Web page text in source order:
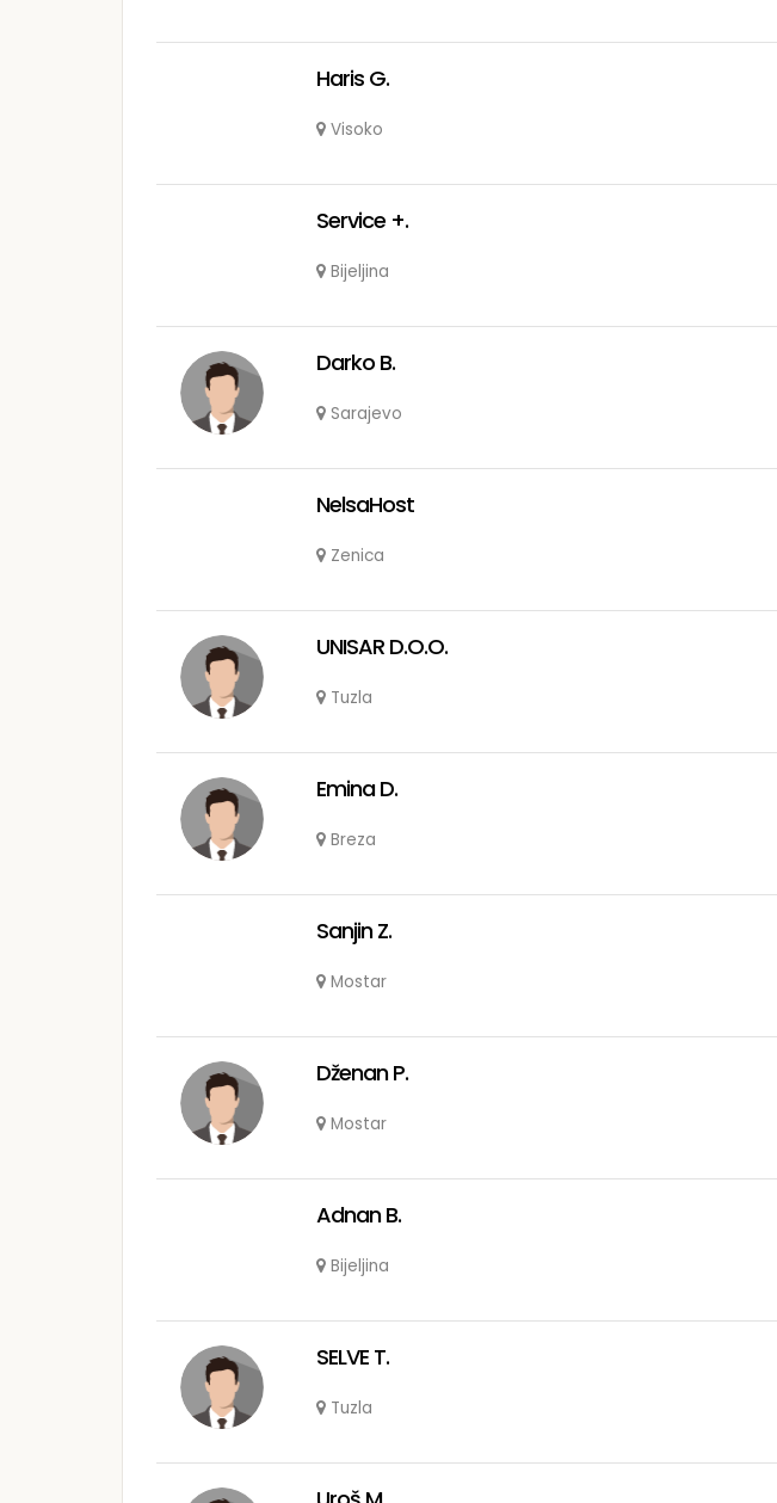
Haris G.
Visoko
Service +.
Bijeljina
Darko B.
Sarajevo
NelsaHost
Zenica
UNISAR D.O.O.
Tuzla
Emina D.
Breza
Sanjin Z.
Mostar
Dženan P.
Mostar
Adnan B.
Bijeljina
SELVE T.
Tuzla